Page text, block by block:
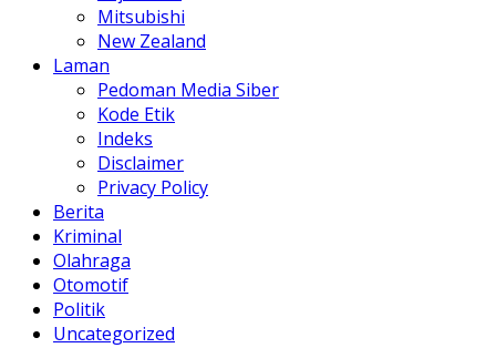
Mitsubishi
New Zealand
Laman
Pedoman Media Siber
Kode Etik
Indeks
Disclaimer
Privacy Policy
Berita
Kriminal
Olahraga
Otomotif
Politik
Uncategorized